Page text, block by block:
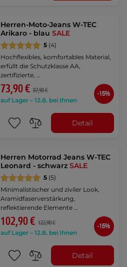
Herren-Moto-Jeans W-TEC
Arikaro - blauSALE
5 (4)
Hochflexibles, komfortables Material,
erfüllt die Schutzklasse AA,
zertifizierte, …
73,90 € 87,90 €
auf Lager – 12.8. bei Ihnen
-16%
Detail
Herren Motorrad Jeans W-TEC
Leonard - schwarzSALE
5 (5)
Minimalistischer und ziviler Look,
Aramidfaserverstärkung,
reflektierende Elemente …
102,90 € 122,90 €
auf Lager – 12.8. bei Ihnen
-16%
Detail